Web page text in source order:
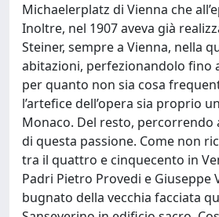
Michaelerplatz di Vienna che
Inoltre, nel 1907 aveva già
Steiner, sempre a Vienna, nella
abitazioni, perfezionandolo fino
per quanto non sia cosa
l’artefice dell’opera sia proprio
Monaco. Del resto,
di questa passione. Come non
tra il quattro e cinquecento in
Padri Pietro Provedi e
bugnato della vecchia facciata